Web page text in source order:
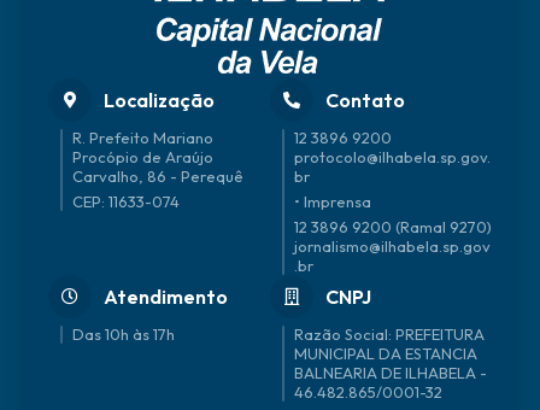
Localização
R. Prefeito Mariano
Procópio de Araújo
Carvalho, 86 - Perequê
CEP: 11633-074
Contato
12 3896 9200
protocolo@ilhabela.sp.gov.
br
• Imprensa
12 3896 9200 (Ramal 9270)
jornalismo@ilhabela.sp.gov
.br
Atendimento
Das 10h às 17h
CNPJ
46.482.865/0001-32